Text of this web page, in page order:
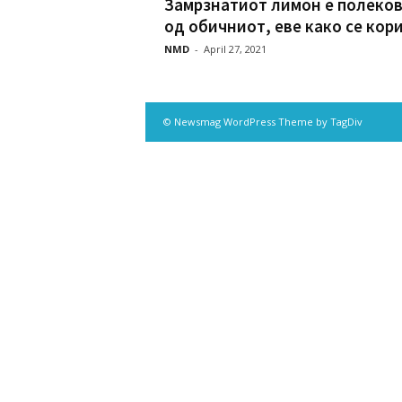
Замрзнатиот лимон е
од обичниот, еве како се
NMD - April 27, 2021
© Newsmag WordPress Theme by TagDiv